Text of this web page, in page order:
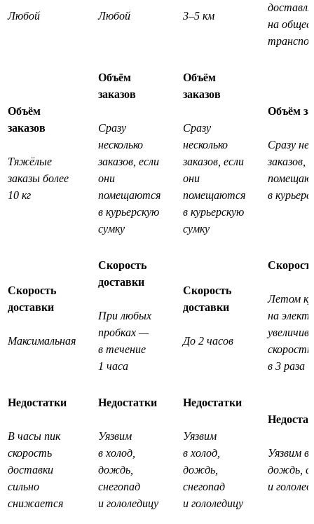
Любой Любой 3–5 км
на
Объём
заказов
Тяжёлые
заказы более
10 кг
Объём
заказов
Сразу
несколько
заказов, если
они
помещаются
в курьерскую
сумку
Объём
заказов
Сразу
несколько
заказов, если
они
помещаются
в курьерскую
сумку
Объём
Сразу
заказов,
в
Скорость
доставки
Максимальная
Скорость
доставки
При любых
пробках —
в течение
1 часа
Скорость
доставки
До 2 часов
Летом
на
в 3 раза
Недостатки
В часы пик
скорость
доставки
сильно
снижается
Недостатки
Уязвим
в холод,
дождь,
снегопад
и гололедицу
Недостатки
Уязвим
в холод,
дождь,
снегопад
и гололедицу
Уязвим в
дождь,
и